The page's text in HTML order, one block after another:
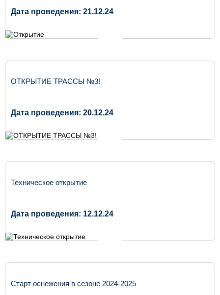
Дата проведения: 21.12.24
ОТКРЫТИЕ ТРАССЫ №3!
Дата проведения: 20.12.24
Техническое открытие
Дата проведения: 12.12.24
Старт оснежения в сезоне 2024-2025